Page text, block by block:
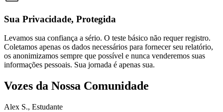
Sua Privacidade, Protegida
Levamos sua confiança a sério. O teste básico não requer registro.
Coletamos apenas os dados necessários para fornecer seu relatório,
os anonimizamos sempre que possível e nunca venderemos suas
informações pessoais. Sua jornada é apenas sua.
Vozes da Nossa Comunidade
Alex S., Estudante